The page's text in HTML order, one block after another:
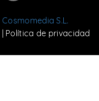
Cosmomedia S.L.
Política de privacidad